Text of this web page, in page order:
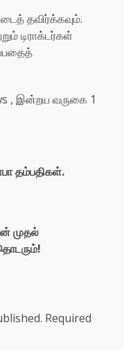
தவிர்க்கவும்.
டிராக்டர்கள்
, இன்றய வருகை 1
தம்பதிகள்.
முதல்
Required